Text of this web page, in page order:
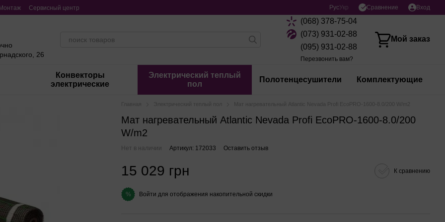
Монтаж Сервисный центр РусУкр Сравнение Вход
26
(068) 378-75-04
(073) 931-02-88
(095) 931-02-88
Перезвонить вам?
Мой заказ
Конвекторы
электрические
Электрический теплый
пол
Полотенцесушители Комплектующие
Главная Электрический теплый пол Мат нагревательный Atlantic Nevada Profi EcoPRO-1600-8.0/200 W/m2
Мат нагревательный Atlantic Nevada Profi EcoPRO-1600-8.0/200
W/m2
Нет в наличии Артикул: 172033 Оставить отзыв
15 029 грн К сравнению
% Войти для отображения накопительной скидки